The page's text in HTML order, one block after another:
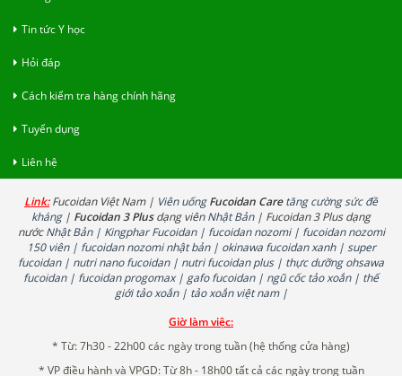
Tin tức Y học
Hỏi đáp
Cách kiểm tra hàng chính hãng
Tuyển dụng
Liên hệ
Link: Fucoidan Việt Nam| Viên uốngFucoidan Caretăng cường sức đề
kháng | Fucoidan 3 Plusdạng viên Nhật Bản | Fucoidan 3 Plus dạng
nướcNhật Bản | Kingphar Fucoidan | fucoidan nozomi | fucoidan nozomi
150 viên | fucoidan nozomi nhật bản | okinawa fucoidan xanh | super
fucoidan | nutri nano fucoidan | nutri fucoidan plus | thực dưỡng ohsawa
fucoidan | fucoidan progomax | gafo fucoidan | ngũ cốc tảo xoắn | thế
giới tảo xoắn | tảo xoắn việt nam |
Giờ làm việc:
* Từ: 7h30 - 22h00 các ngày trong tuần (hệ thống cửa hàng)
* VP điều hành và VPGD: Từ 8h - 18h00 tất cả các ngày trong tuần